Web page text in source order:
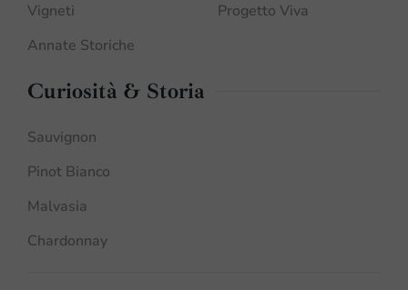
Vigneti
Annate Storiche
Progetto Viva
Curiosità & Storia
Sauvignon
Pinot Bianco
Malvasia
Chardonnay